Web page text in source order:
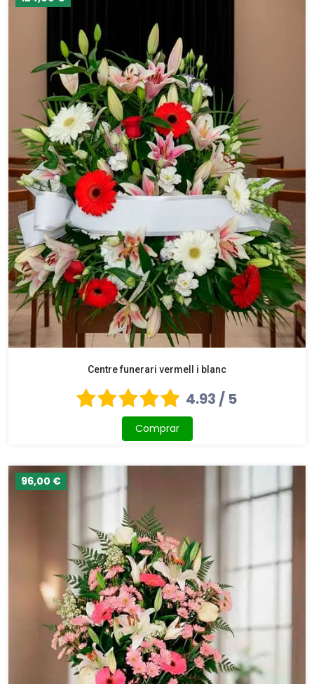
Centre funerari vermell i blanc
4.93 / 5
Comprar
96,00 €